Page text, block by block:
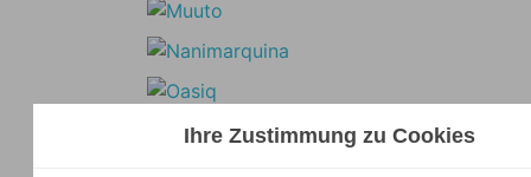
Ihre Zustimmung zu Cookies